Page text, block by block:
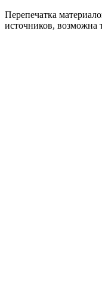
Перепечатка
источников, возможна